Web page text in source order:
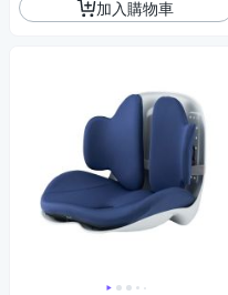
加入購物車